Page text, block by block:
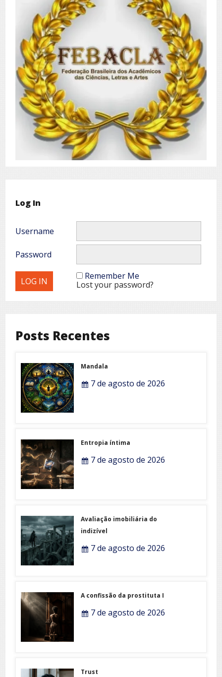
Log In
Username
Password
Remember Me
Lost your password?
Posts Recentes
Mandala
7 de agosto de 2026
Entropia íntima
7 de agosto de 2026
Avaliação imobiliária do
indizível
7 de agosto de 2026
A confissão da prostituta I
7 de agosto de 2026
Trust